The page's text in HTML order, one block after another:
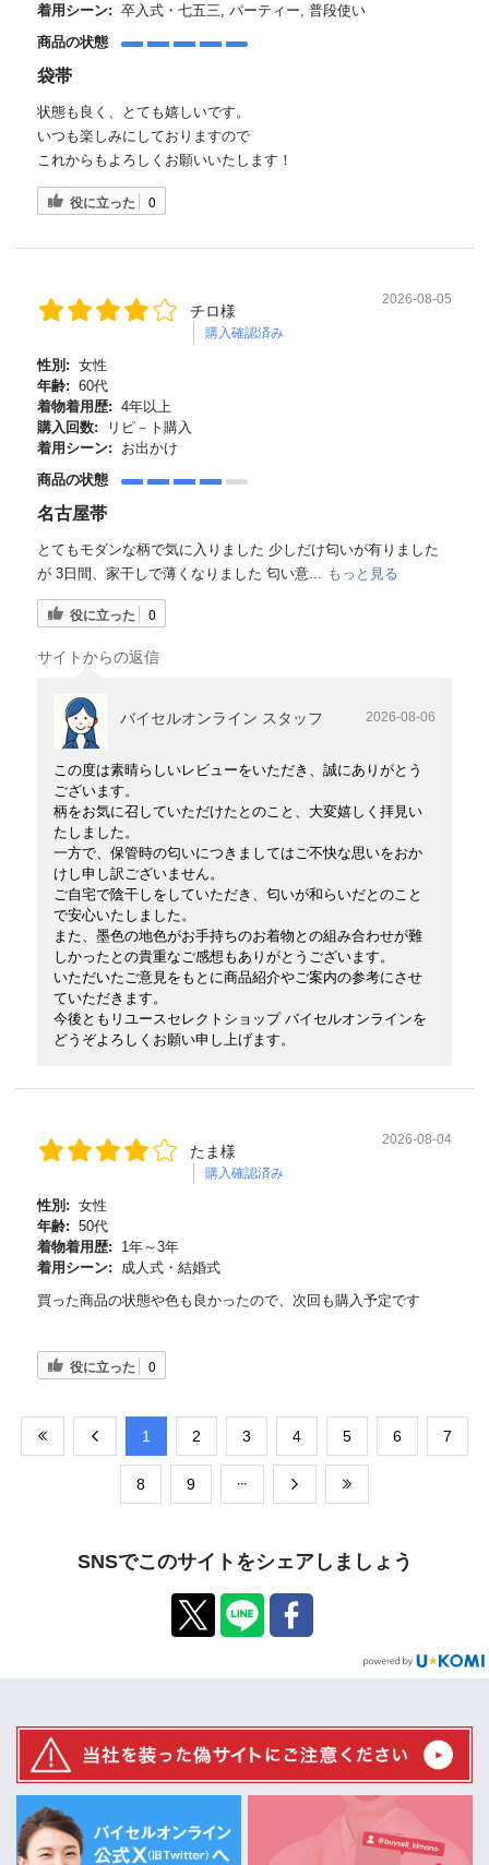
着用シーン: 卒入式・七五三, パーティー, 普段使い
商品の状態
袋帯
状態も良く、とても嬉しいです。
いつも楽しみにしておりますので
これからもよろしくお願いいたします！
役に立った 0
チロ様
購入確認済み
2026-08-05
性別: 女性
年齢: 60代
着物着用歴: 4年以上
購入回数:
リピ－ト購入
着用シーン:
お出かけ
商品の状態
名古屋帯
とてもモダンな柄で気に入りました 少しだけ匂いが有りました
が 3日間、家干しで薄くなりました 匂い意...
もっと見る
役に立った 0
サイトからの返信
バイセルオンライン スタッフ 2026-08-06
この度は素晴らしいレビューをいただき、誠にありがとう
ございます。
柄をお気に召していただけたとのこと、大変嬉しく拝見い
たしました。
一方で、保管時の匂いにつきましてはご不快な思いをおか
けし申し訳ございません。
ご自宅で陰干しをしていただき、匂いが和らいだとのこと
で安心いたしました。
また、墨色の地色がお手持ちのお着物との組み合わせが難
しかったとの貴重なご感想もありがとうございます。
いただいたご意見をもとに商品紹介やご案内の参考にさせ
ていただきます。
今後ともリユースセレクトショップ バイセルオンラインを
どうぞよろしくお願い申し上げます。
たま様
購入確認済み
2026-08-04
性別: 女性
年齢: 50代
着物着用歴:
1年～3年
着用シーン:
成人式・結婚式
買った商品の状態や色も良かったので、次回も購入予定です
役に立った 0
​1 ​2 ​3 ​4 ​5 ​6 ​7
​8 ​9
SNSでこのサイトをシェアしましょう